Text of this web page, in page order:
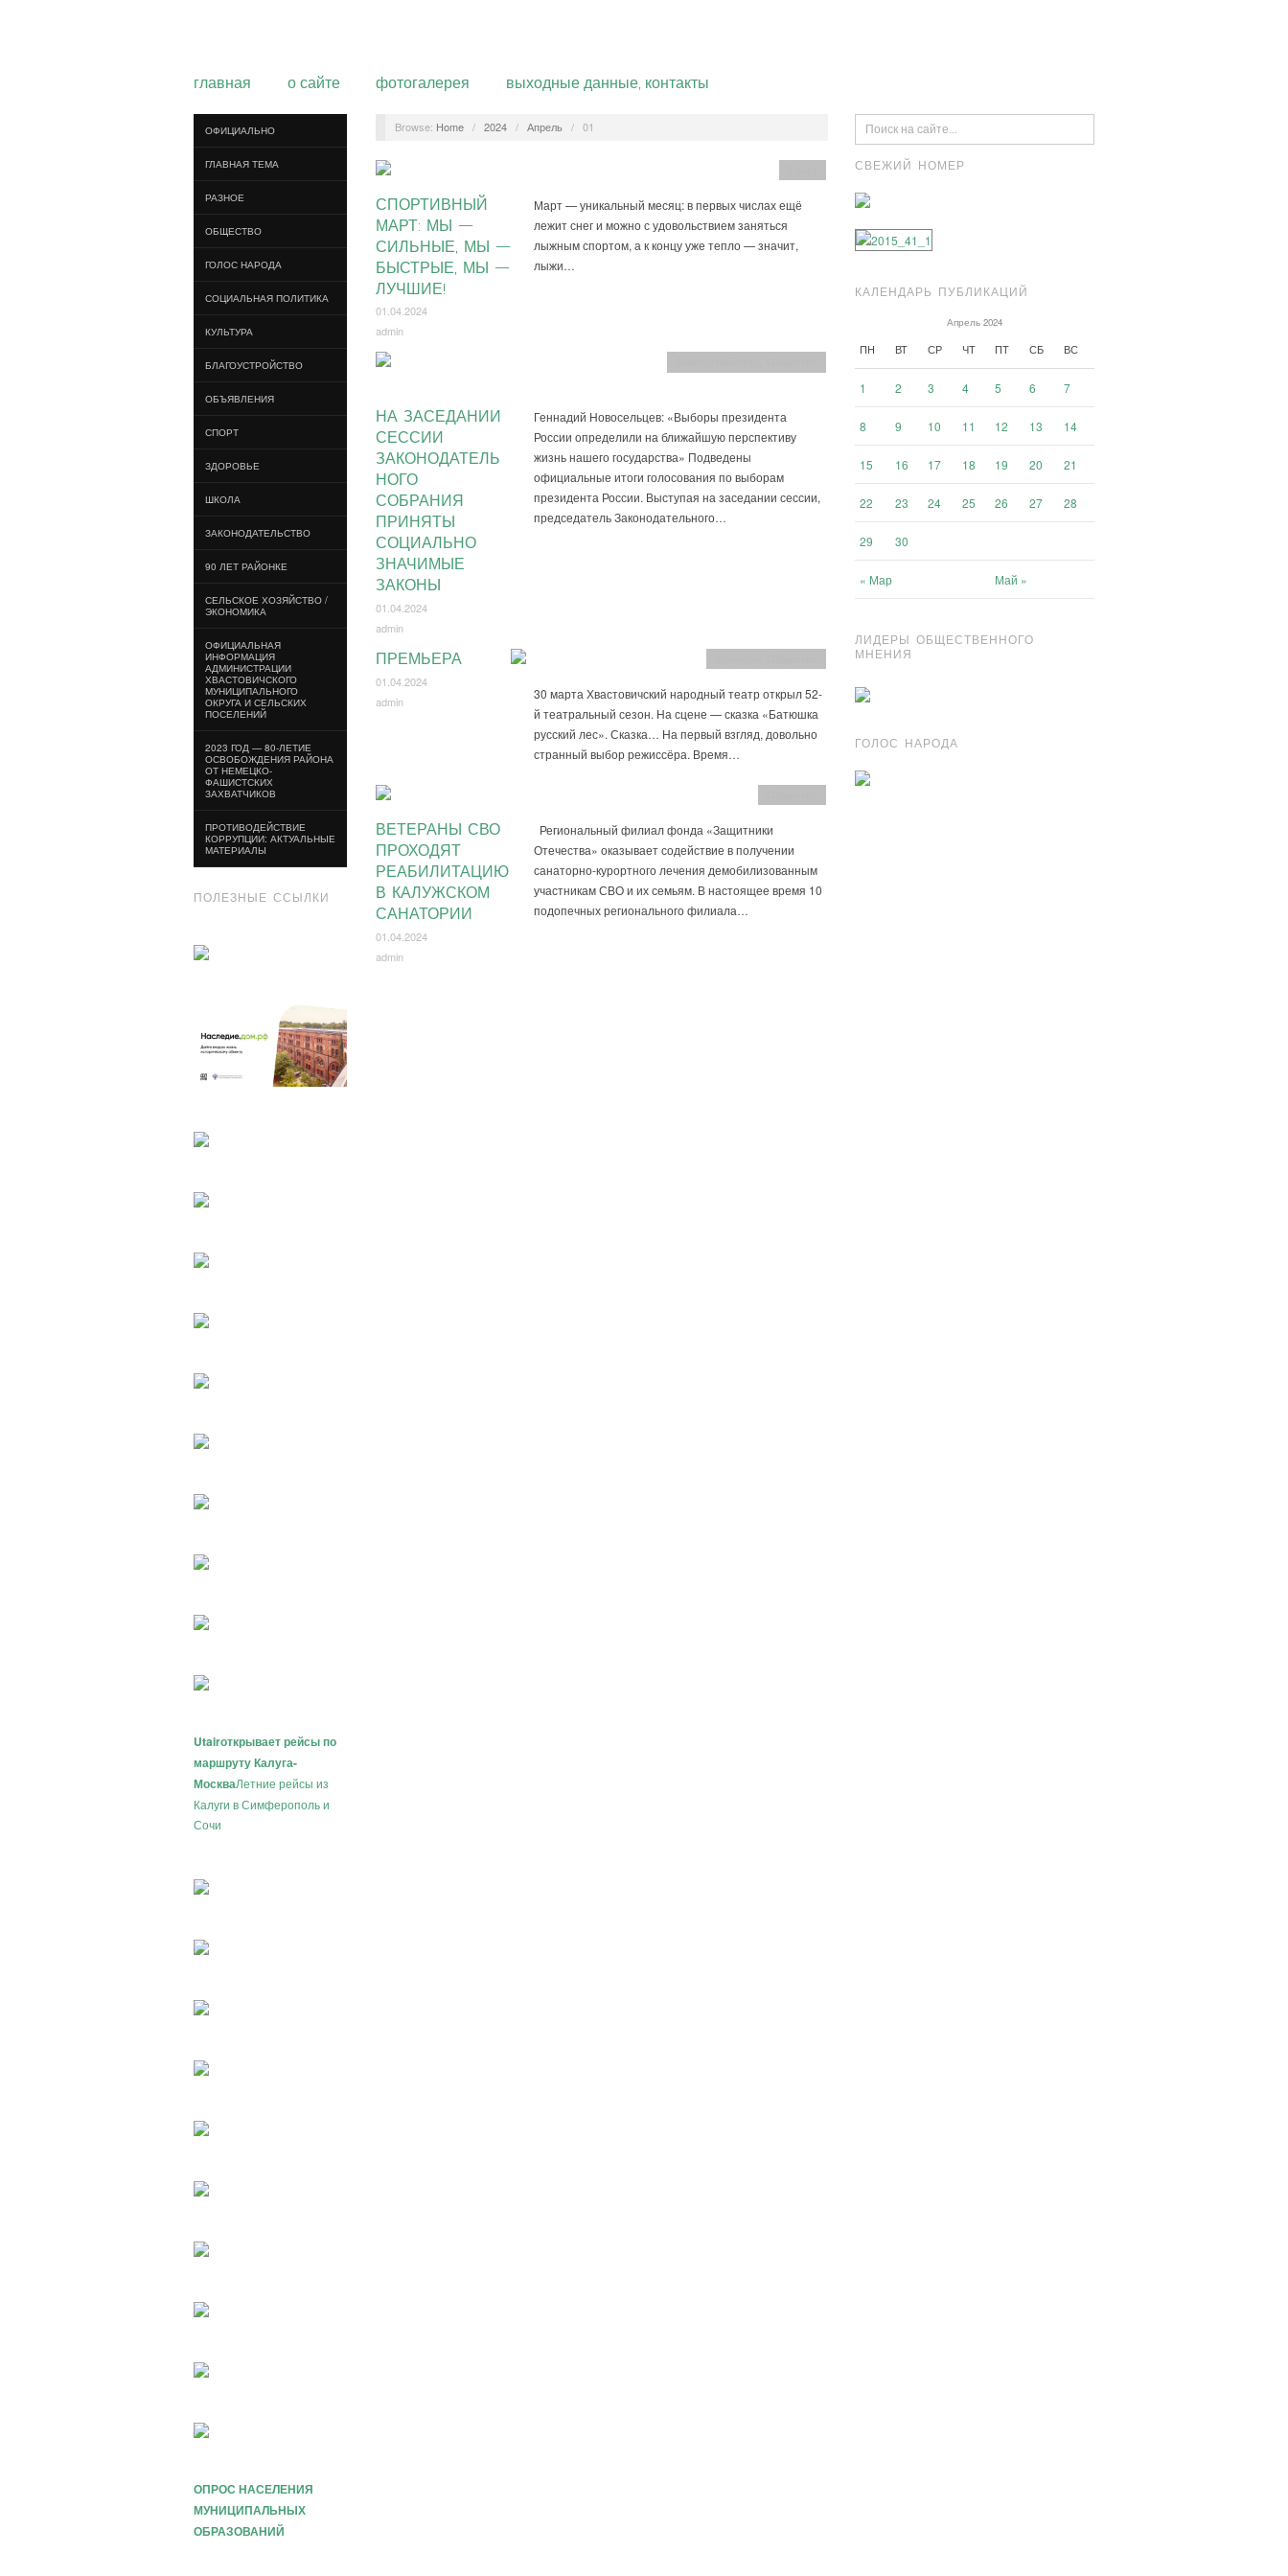
главная о сайте фотогалерея выходные данные, контакты
ОФИЦИАЛЬНО
ГЛАВНАЯ ТЕМА
РАЗНОЕ
ОБЩЕСТВО
ГОЛОС НАРОДА
СОЦИАЛЬНАЯ ПОЛИТИКА
КУЛЬТУРА
БЛАГОУСТРОЙСТВО
ОБЪЯВЛЕНИЯ
СПОРТ
ЗДОРОВЬЕ
ШКОЛА
ЗАКОНОДАТЕЛЬСТВО
90 ЛЕТ РАЙОНКЕ
СЕЛЬСКОЕ ХОЗЯЙСТВО /
ЭКОНОМИКА
ОФИЦИАЛЬНАЯ
ИНФОРМАЦИЯ
АДМИНИСТРАЦИИ
ХВАСТОВИЧСКОГО
МУНИЦИПАЛЬНОГО
ОКРУГА И СЕЛЬСКИХ
ПОСЕЛЕНИЙ
2023 ГОД — 80-ЛЕТИЕ
ОСВОБОЖДЕНИЯ РАЙОНА
ОТ НЕМЕЦКО-
ФАШИСТСКИХ
ЗАХВАТЧИКОВ
ПРОТИВОДЕЙСТВИЕ
КОРРУПЦИИ: АКТУАЛЬНЫЕ
МАТЕРИАЛЫ
ПОЛЕЗНЫЕ ССЫЛКИ
Utairоткрывает рейсы по
маршруту Калуга-
МоскваЛетние рейсы из
Калуги в Симферополь и
Сочи
ОПРОС НАСЕЛЕНИЯ
МУНИЦИПАЛЬНЫХ
ОБРАЗОВАНИЙ
Browse: Home / 2024 / Апрель / 01
СПОРТИВНЫЙ
МАРТ: МЫ —
СИЛЬНЫЕ, МЫ —
БЫСТРЫЕ, МЫ —
ЛУЧШИЕ!
01.04.2024
admin
Март — уникальный месяц: в первых числах ещё
лежит снег и можно с удовольствием заняться
лыжным спортом, а к концу уже тепло — значит,
лыжи…
НА ЗАСЕДАНИИ
СЕССИИ
ЗАКОНОДАТЕЛЬ
НОГО
СОБРАНИЯ
ПРИНЯТЫ
СОЦИАЛЬНО
ЗНАЧИМЫЕ
ЗАКОНЫ
01.04.2024
admin
Геннадий Новосельцев: «Выборы президента
России определили на ближайшую перспективу
жизнь нашего государства» Подведены
официальные итоги голосования по выборам
президента России. Выступая на заседании сессии,
председатель Законодательного…
ПРЕМЬЕРА
01.04.2024
admin
30 марта Хвастовичский народный театр открыл 52-
й театральный сезон. На сцене — сказка «Батюшка
русский лес». Сказка… На первый взгляд, довольно
странный выбор режиссёра. Время…
ВЕТЕРАНЫ СВО
ПРОХОДЯТ
РЕАБИЛИТАЦИЮ
В КАЛУЖСКОМ
САНАТОРИИ
01.04.2024
admin
Региональный филиал фонда «Защитники
Отечества» оказывает содействие в получении
санаторно-курортного лечения демобилизованным
участникам СВО и их семьям. В настоящее время 10
подопечных регионального филиала…
СВЕЖИЙ НОМЕР
КАЛЕНДАРЬ ПУБЛИКАЦИЙ
Апрель 2024
ПН ВТ СР ЧТ ПТ СБ ВС
« Мар Май »
1 2 3 4 5 6 7
8 9 10 11 12 13 14
15 16 17 18 19 20 21
22 23 24 25 26 27 28
29 30
ЛИДЕРЫ ОБЩЕСТВЕННОГО
МНЕНИЯ
ГОЛОС НАРОДА